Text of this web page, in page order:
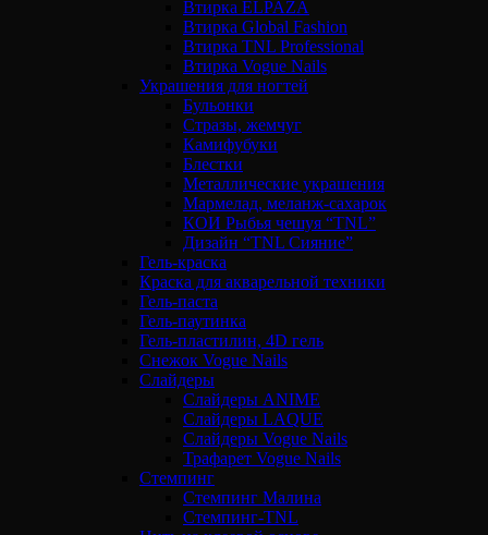
Втирка ELPAZA
Втирка Global Fashion
Втирка TNL Professional
Втирка Vogue Nails
Украшения для ногтей
Бульонки
Стразы, жемчуг
Камифубуки
Блестки
Металлические украшения
Мармелад, меланж-сахарок
КОИ Рыбья чешуя “TNL”
Дизайн “TNL Сияние”
Гель-краска
Краска для акварельной техники
Гель-паста
Гель-паутинка
Гель-пластилин, 4D гель
Снежок Vogue Nails
Слайдеры
Слайдеры ANIME
Слайдеры LAQUE
Слайдеры Vogue Nails
Трафарет Vogue Nails
Стемпинг
Стемпинг Малина
Стемпинг-TNL